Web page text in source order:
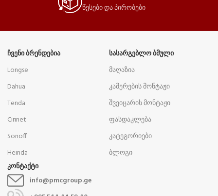
წესები და პირობები
ᲩᲕᲔᲜᲘ ᲑᲠᲔᲜᲓᲔᲑᲘᲐ
Longse
Dahua
Tenda
Cirinet
Sonoff
Heinda
ᲡᲐᲡᲐᲠᲒᲔᲑᲚᲝ ᲑᲛᲣᲚᲘ
მაღაზია
კამერების მონტაჟი
შვეიცარის მონტაჟი
ფასდაკლება
კატეგორიები
ბლოგი
კონტაქტი
info@pmcgroup.ge